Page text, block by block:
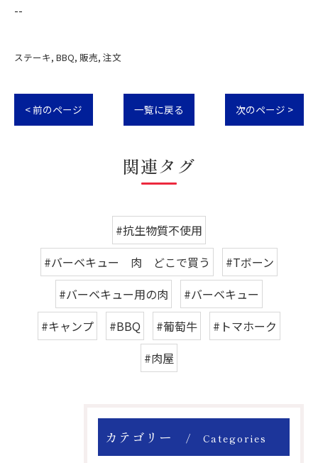
--
ステーキ BBQ 販売 注文
< 前のページ 一覧に戻る 次のページ >
関連タグ
#抗生物質不使用
#バーベキュー 肉 どこで買う
#Tボーン
#バーベキュー用の肉
#バーベキュー
#キャンプ
#BBQ #葡萄牛
#トマホーク
#肉屋
カテゴリー Categories